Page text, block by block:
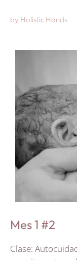
by Holistic Hands
Mes 1 #2
Clase: